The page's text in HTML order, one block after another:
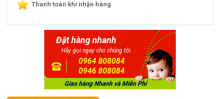
Thanh toán khi nhận hàng
Đặt hàng nhanh
Hãy gọi ngay cho chúng tôi
0964 808084
0946 808084